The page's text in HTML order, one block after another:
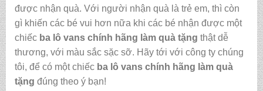
được nhận quà. Với người nhận quà là trẻ em, thì còn
gì khiến các bé vui hơn nữa khi các bé nhận được một
chiếc ba lô vans chính hãng làm quà tặng thật dễ
thương, với màu sắc sặc sỡ. Hãy tới với công ty chúng
tôi, để có một chiếc ba lô vans chính hãng làm quà
tặng đúng theo ý bạn!